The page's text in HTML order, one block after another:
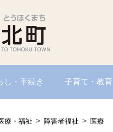
し・手続き 子育て・教育
療・福祉 障害者福祉 医療